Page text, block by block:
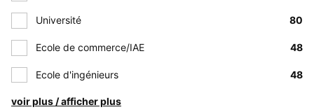
Université 80
Ecole de commerce/IAE 48
Ecole d'ingénieurs 48
voir plus / afficher plus